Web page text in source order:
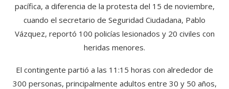
pacífica, a diferencia de la protesta del 15 de noviembre,
cuando el secretario de Seguridad Ciudadana, Pablo
Vázquez, reportó 100 policías lesionados y 20 civiles con
heridas menores.
El contingente partió a las 11:15 horas con alrededor de
300 personas, principalmente adultos entre 30 y 50 años,